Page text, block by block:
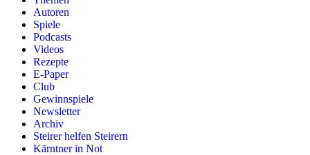
Autoren
Spiele
Podcasts
Videos
Rezepte
E-Paper
Club
Gewinnspiele
Newsletter
Archiv
Steirer helfen Steirern
Kärntner in Not